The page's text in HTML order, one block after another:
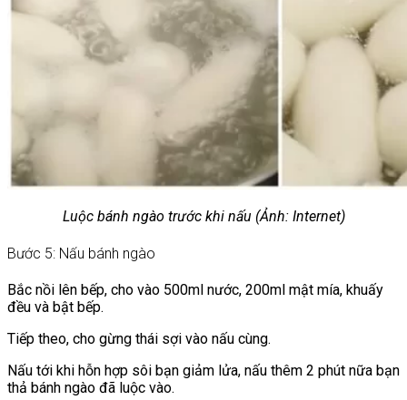
Luộc bánh ngào trước khi nấu (Ảnh: Internet)
Bước 5: Nấu bánh ngào
Bắc nồi lên bếp, cho vào 500ml nước, 200ml mật mía, khuấy
đều và bật bếp.
Tiếp theo, cho gừng thái sợi vào nấu cùng.
Nấu tới khi hỗn hợp sôi bạn giảm lửa, nấu thêm 2 phút nữa bạn
thả bánh ngào đã luộc vào.